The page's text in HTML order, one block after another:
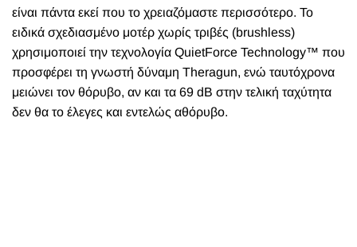
είναι πάντα εκεί που το χρειαζόμαστε περισσότερο. Το
ειδικά σχεδιασμένο μοτέρ χωρίς τριβές (brushless)
χρησιμοποιεί την τεχνολογία QuietForce Technology™ που
προσφέρει τη γνωστή δύναμη Theragun, ενώ ταυτόχρονα
μειώνει τον θόρυβο, αν και τα 69 dB στην τελική ταχύτητα
δεν θα το έλεγες και εντελώς αθόρυβο.